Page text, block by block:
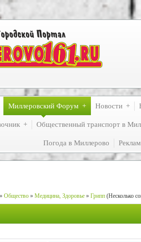
Миллеровский Форум Новости
Общественный транспорт в
Погода в Миллерово
» Общество » Медицина, Здоровье » Грипп (Несколько